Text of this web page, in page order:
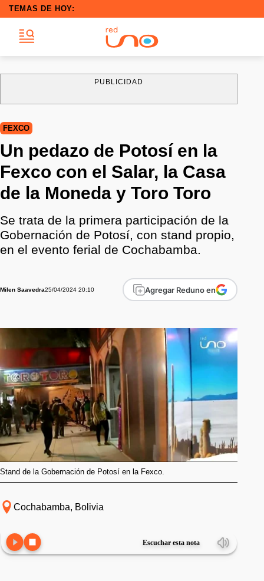
TEMAS DE HOY:
PUBLICIDAD
FEXCO
Un pedazo de Potosí en la
Fexco con el Salar, la Casa
de la Moneda y Toro Toro
Se trata de la primera participación de la
Gobernación de Potosí, con stand propio,
en el evento ferial de Cochabamba.
Milen Saavedra25/04/2024 20:10 Agregar Reduno en
Stand de la Gobernación de Potosí en la Fexco.
Cochabamba, Bolivia
Escuchar esta nota